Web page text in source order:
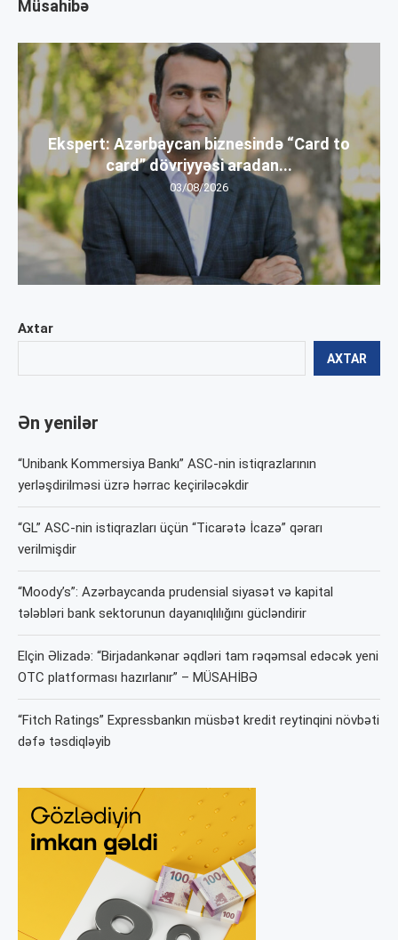
Axtar
AXTAR
Ən yenilər
“Unibank Kommersiya Bankı” ASC-nin istiqrazlarının
yerləşdirilməsi üzrə hərrac keçiriləcəkdir
“GL” ASC-nin istiqrazları üçün “Ticarətə İcazə” qərarı
verilmişdir
“Moody’s”: Azərbaycanda prudensial siyasət və kapital
tələbləri bank sektorunun dayanıqlılığını gücləndirir
Elçin Əlizadə: “Birjadankənar əqdləri tam rəqəmsal edəcək yeni
OTC platforması hazırlanır” – MÜSAHİBƏ
“Fitch Ratings” Expressbankın müsbət kredit reytinqini növbəti
dəfə təsdiqləyib
Müsahibə
Ekspert: Azərbaycan biznesində “Card to
card” dövriyyəsi aradan...
03/08/2026